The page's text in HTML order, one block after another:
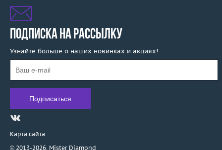
ПОДПИСКА НА РАССЫЛКУ
Узнайте больше о наших новинках и акциях!
Карта сайта
© 2013-2026, Mister Diamond